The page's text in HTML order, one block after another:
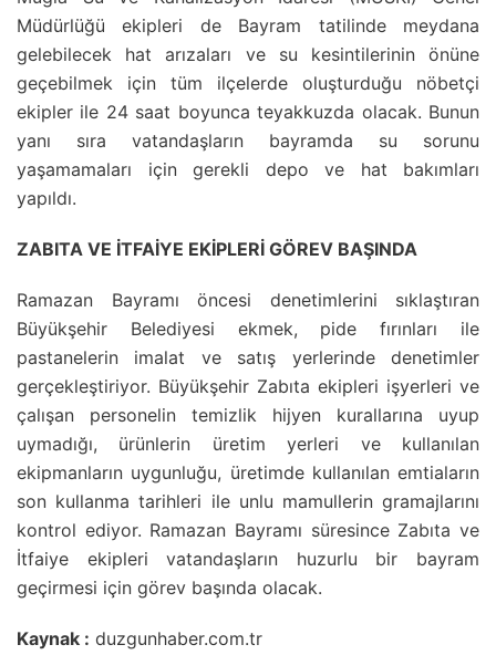
Müdürlüğü ekipleri de Bayram tatilinde meydana
gelebilecek hat arızaları ve su kesintilerinin önüne
geçebilmek için tüm ilçelerde oluşturduğu nöbetçi
ekipler ile 24 saat boyunca teyakkuzda olacak. Bunun
yanı sıra vatandaşların bayramda su sorunu
yaşamamaları için gerekli depo ve hat bakımları
yapıldı.
ZABITA VE İTFAİYE EKİPLERİ GÖREV BAŞINDA
Ramazan Bayramı öncesi denetimlerini sıklaştıran
Büyükşehir Belediyesi ekmek, pide fırınları ile
pastanelerin imalat ve satış yerlerinde denetimler
gerçekleştiriyor. Büyükşehir Zabıta ekipleri işyerleri ve
çalışan personelin temizlik hijyen kurallarına uyup
uymadığı, ürünlerin üretim yerleri ve kullanılan
ekipmanların uygunluğu, üretimde kullanılan emtiaların
son kullanma tarihleri ile unlu mamullerin gramajlarını
kontrol ediyor. Ramazan Bayramı süresince Zabıta ve
İtfaiye ekipleri vatandaşların huzurlu bir bayram
geçirmesi için görev başında olacak.
Kaynak : duzgunhaber.com.tr